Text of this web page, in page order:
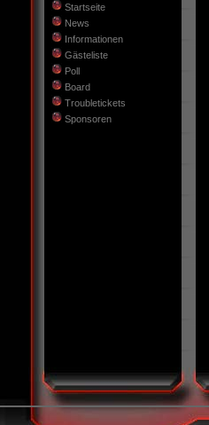
Startseite
News
Informationen
Gästeliste
Poll
Board
Troubletickets
Sponsoren